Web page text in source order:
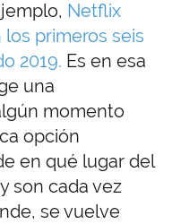
Netflix
primeros seis
2019. Es en esa
una
momento
opción
en qué lugar del
son cada vez
se vuelve